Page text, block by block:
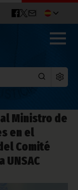
Ministro de
en el
Comité